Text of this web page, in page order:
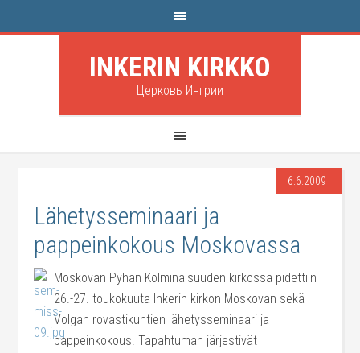
INKERIN KIRKKO
Церковь Ингрии
6.6.2009
Lähetysseminaari ja
pappeinkokous Moskovassa
Moskovan Pyhän Kolminaisuuden kirkossa pidettiin
26.-27. toukokuuta Inkerin kirkon Moskovan sekä
Volgan rovastikuntien lähetysseminaari ja
pappeinkokous. Tapahtuman järjestivät